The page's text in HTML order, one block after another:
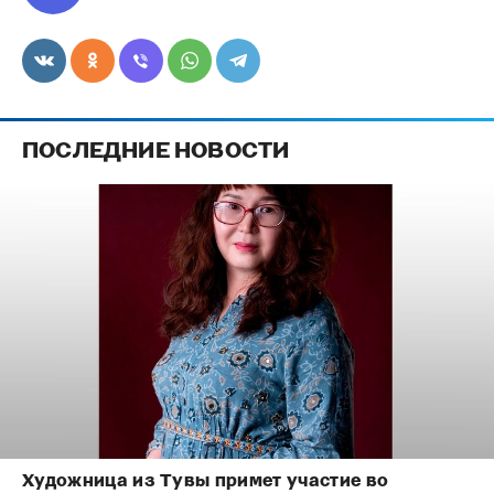
ПОСЛЕДНИЕ НОВОСТИ
Художница из Тувы примет участие во